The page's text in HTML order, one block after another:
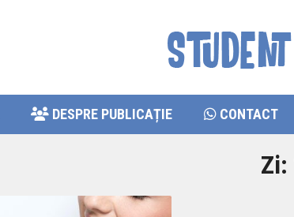
DESPRE PUBLICAȚIE CONTACT
Zi: